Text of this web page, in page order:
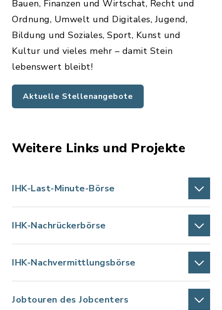
Bauen, Finanzen und Wirtschat, Recht und
Ordnung, Umwelt und Digitales, Jugend,
Bildung und Soziales, Sport, Kunst und
Kultur und vieles mehr – damit Stein
lebenswert bleibt!
Aktuelle Stellenangebote
Weitere Links und Projekte
IHK-Last-Minute-Börse
IHK-Nachrückerbörse
IHK-Nachvermittlungsbörse
Jobtouren des Jobcenters